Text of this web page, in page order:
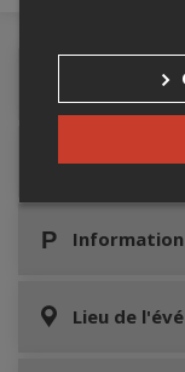
Détails de
Accès au
Lieu de